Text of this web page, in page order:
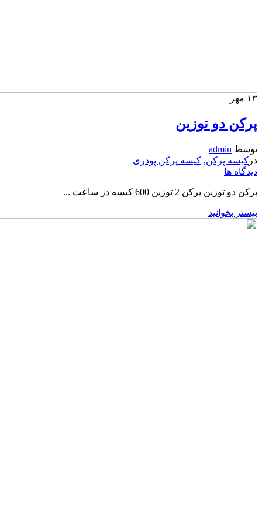
۱۳ مهر
پرکن دو توزین
توسط admin
در کیسه پرکن, کیسه پرکن پودری
دیدگاه ها
پرکن دو توزین پرکن 2 توزین 600 کیسه در ساعت ...
بیستر بخوانید